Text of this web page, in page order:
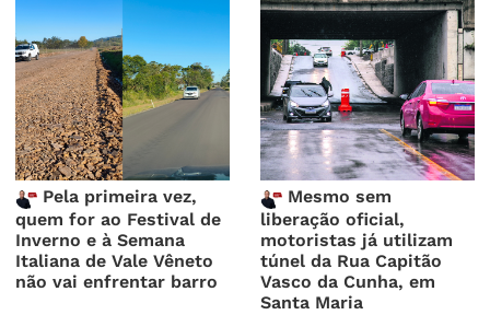
Pela primeira vez,
quem for ao Festival de
Inverno e à Semana
Italiana de Vale Vêneto
não vai enfrentar barro
Mesmo sem
liberação oficial,
motoristas já utilizam
túnel da Rua Capitão
Vasco da Cunha, em
Santa Maria